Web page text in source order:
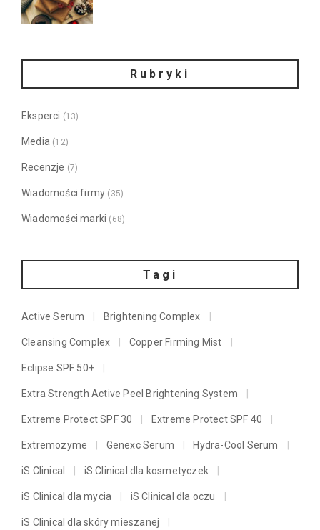
Rubryki
Eksperci (13)
Media (12)
Recenzje (7)
Wiadomości firmy (35)
Wiadomości marki (68)
Tagi
Active Serum Brightening Complex
Cleansing Complex Copper Firming Mist
Eclipse SPF 50+
Extra Strength Active Peel Brightening System
Extreme Protect SPF 30 Extreme Protect SPF 40
Extremozyme Genexc Serum Hydra-Cool Serum
iS Clinical iS Clinical dla kosmetyczek
iS Clinical dla mycia iS Clinical dla oczu
iS Clinical dla skóry mieszanej